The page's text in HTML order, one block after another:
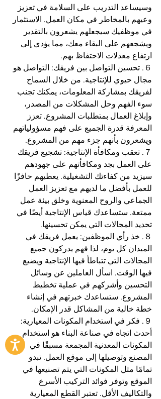
وسيساعد التدريب على السلامة في تعزيز
وعيهم بالمخاطر في مكان العمل. الاستثمار
في موظفيك سيجعلهم يشعرون بالتقدير
ويشجعهم على البقاء معك، مما يؤدي إلى
ارتفاع معدلات الاحتفاظ بهم.
６. تحسين التواصل بين فريقك: التواصل هو
مجال حيوي للإنتاجية. من خلال السماح
لفريقك بمشاركة المعلومات، يمكنك تجنب
سوء الفهم وحل المشكلات من المصدر،
وإبلاغ العمال بمتطلبات المشروع. تعزز
المعرفة قدرة الجميع على فهم مسؤولياتهم
ويشعرون بأنهم جزء مهم من المشروع.
７. تعقب ومكافأة الإنتاجية: تشجيع فريقك
على العمل بجد ومكافأتهم على جهودهم
سيزيد من كفاءتك التشغيلية. يعطيهم حافزًا
للعمل بأفضل ما لديهم مع تعزيز العمل
الجماعي والروح المعنوية وخلق بيئة عمل
ممتعة. ستساعدك قياس الإنتاجية أيضًا في
تحديد المجالات التي يمكن تحسينها.
８. خذ رأي الموظفين: يعمل فريقك في
الميدان كل يوم، لذا فهم يدركون جميع
المجالات التي تتباطأ فيها الإنتاجية ويضيع
فيها الوقت. اسأل العاملين عن وسائل
التحسين وأشركهم في عملية تخطيط
المشروع. ستساعدك خبرتهم في إنشاء
خطة خالية من المشاكل قدر الإمكان.
９. فكر في استخدام المكونات المعيارية:
أحدث اتجاه في صناعة البناء هو استخدام
المكونات المعدنية المجمعة مسبقًا في
المصنع وتوصيلها إلى موقع العمل. تبدو
تمامًا مثل المكونات التي يتم تصنيعها في
الموقع وتوفر فوائد التركيب الأسرع
والتكاليف الأقل. تعتبر القطع المعيارية